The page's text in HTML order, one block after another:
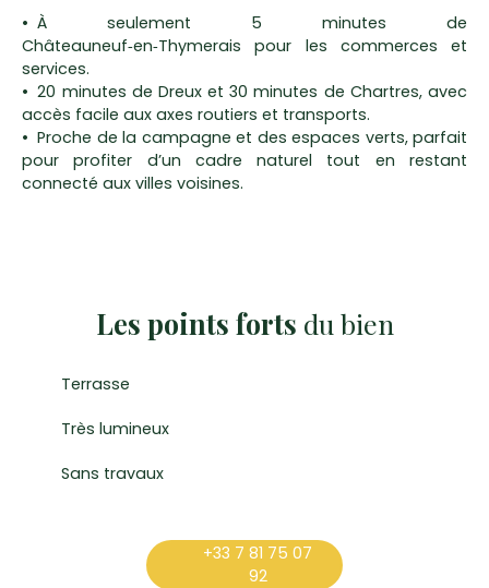
À seulement 5 minutes de
Châteauneuf‑en‑Thymerais pour les commerces et
services.
20 minutes de Dreux et 30 minutes de Chartres, avec
accès facile aux axes routiers et transports.
Proche de la campagne et des espaces verts, parfait
pour profiter d’un cadre naturel tout en restant
connecté aux villes voisines.
Les points forts du bien
Terrasse
Très lumineux
Sans travaux
+33 7 81 75 07
92